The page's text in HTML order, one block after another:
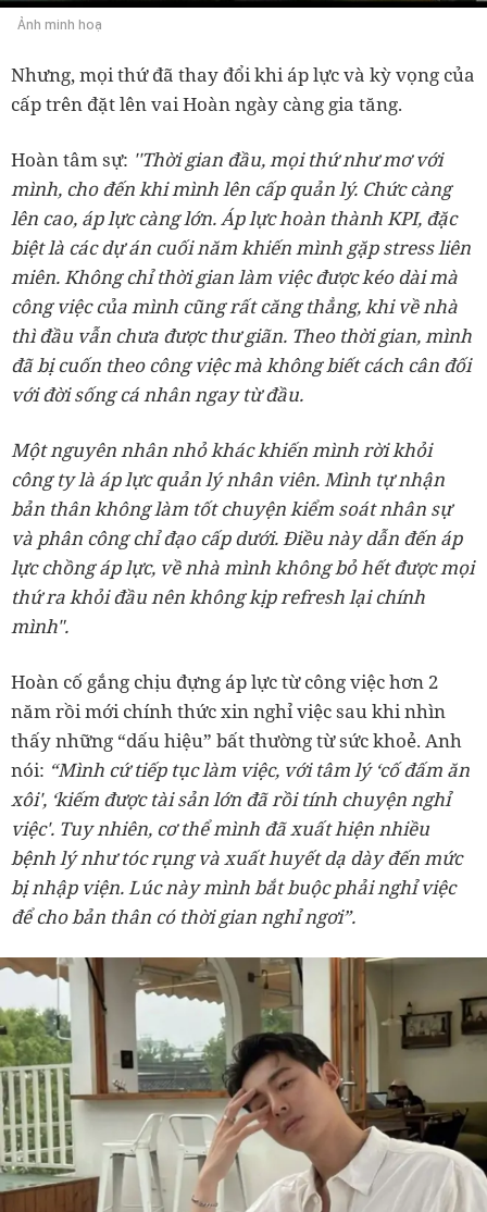
Ảnh minh hoạ
Nhưng, mọi thứ đã thay đổi khi áp lực và kỳ vọng của
cấp trên đặt lên vai Hoàn ngày càng gia tăng.
Hoàn tâm sự: ''Thời gian đầu, mọi thứ như mơ với
mình, cho đến khi mình lên cấp quản lý. Chức càng
lên cao, áp lực càng lớn. Áp lực hoàn thành KPI, đặc
biệt là các dự án cuối năm khiến mình gặp stress liên
miên. Không chỉ thời gian làm việc được kéo dài mà
công việc của mình cũng rất căng thẳng, khi về nhà
thì đầu vẫn chưa được thư giãn. Theo thời gian, mình
đã bị cuốn theo công việc mà không biết cách cân đối
với đời sống cá nhân ngay từ đầu.
Một nguyên nhân nhỏ khác khiến mình rời khỏi
công ty là áp lực quản lý nhân viên. Mình tự nhận
bản thân không làm tốt chuyện kiểm soát nhân sự
và phân công chỉ đạo cấp dưới. Điều này dẫn đến áp
lực chồng áp lực, về nhà mình không bỏ hết được mọi
thứ ra khỏi đầu nên không kịp refresh lại chính
mình".
Hoàn cố gắng chịu đựng áp lực từ công việc hơn 2
năm rồi mới chính thức xin nghỉ việc sau khi nhìn
thấy những “dấu hiệu” bất thường từ sức khoẻ. Anh
nói: “Mình cứ tiếp tục làm việc, với tâm lý ‘cố đấm ăn
xôi', ‘kiếm được tài sản lớn đã rồi tính chuyện nghỉ
việc'. Tuy nhiên, cơ thể mình đã xuất hiện nhiều
bệnh lý như tóc rụng và xuất huyết dạ dày đến mức
bị nhập viện. Lúc này mình bắt buộc phải nghỉ việc
để cho bản thân có thời gian nghỉ ngơi”.